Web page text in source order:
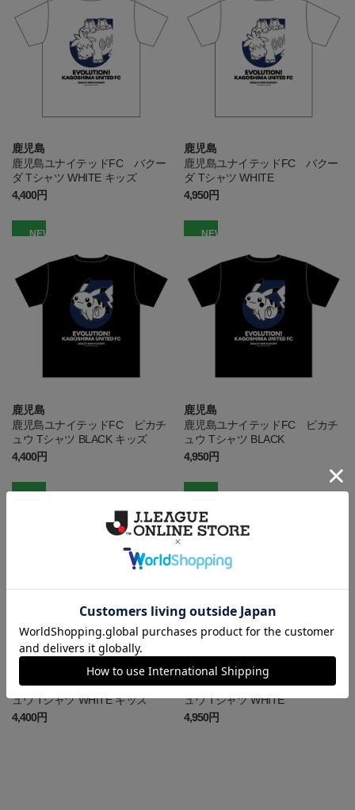
鹿児島
鹿児島ユナイテッドFC バクー
ダ Tシャツ WHITE キッズ
4,400円
鹿児島
鹿児島ユナイテッドFC バクー
ダ Tシャツ WHITE
4,950円
NEW
鹿児島
鹿児島ユナイテッドFC ピカチ
ュウ Tシャツ BLACK キッズ
4,400円
NEW
鹿児島
鹿児島ユナイテッドFC ピカチ
ュウ Tシャツ BLACK
4,950円
NEW
鹿児島ユナイテッドFC ピカチ
ュウ Tシャツ WHITE キッズ
4,400円
NEW
鹿児島
鹿児島ユナイテッドFC ピカチ
ュウ Tシャツ WHITE
4,950円